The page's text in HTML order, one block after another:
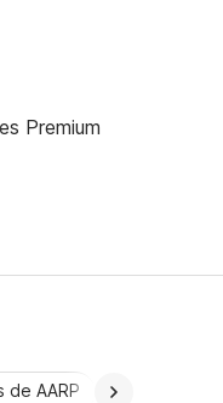
Premium
de AARP